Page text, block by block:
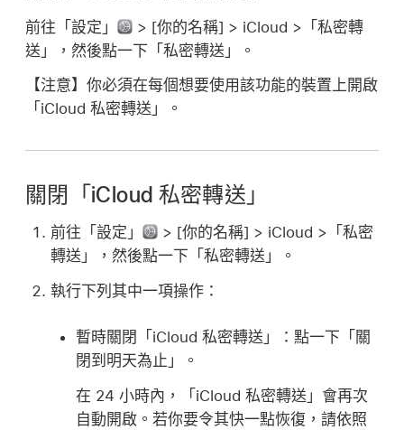
前往「設定」 > [你的名稱] > iCloud >「私密轉
送」，然後點一下「私密轉送」。
【注意】 你必須在每個想要使用該功能的裝置上開啟
「iCloud 私密轉送」。
關閉「iCloud 私密轉送」
前往「設定」 > [你的名稱] > iCloud >「私密
轉送」，然後點一下「私密轉送」。
執行下列其中一項操作：
暫時關閉「iCloud 私密轉送」：點一下「關
閉到明天為止」。
在 24 小時內，「iCloud 私密轉送」會再次
自動開啟。若你要令其快一點恢復，請依照